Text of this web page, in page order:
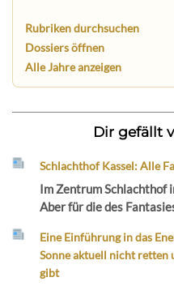
Rubriken durchsuchen
Dossiers öffnen
Alle Jahre anzeigen
Dir gefällt
Schlachthof Kassel: Alle
Im Zentrum Schlachthof
Aber für die des
Eine Einführung in das
Sonne aktuell nicht retten
gibt